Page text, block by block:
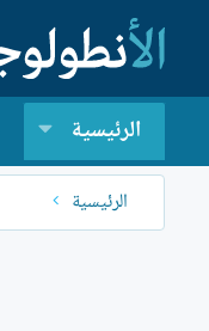
الرئيسية
الرئيسية